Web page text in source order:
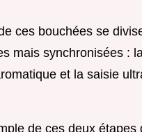
ces bouchées se
mais synchronisées :
et la saisie
de ces deux étapes